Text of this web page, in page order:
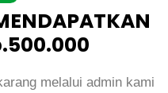
melalui admin kami